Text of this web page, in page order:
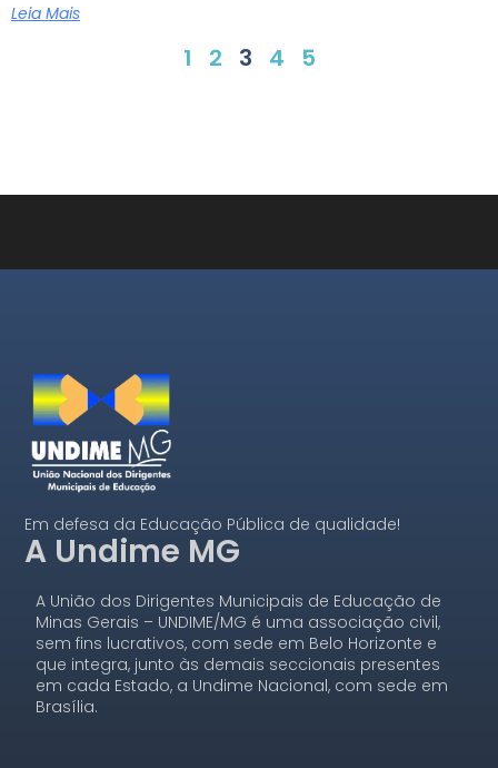
Leia Mais
1 2 3 4 5
Em defesa da Educação Pública de qualidade!
A Undime MG
A União dos Dirigentes Municipais de Educação de
Minas Gerais – UNDIME/MG é uma associação civil,
sem fins lucrativos, com sede em Belo Horizonte e
que integra, junto às demais seccionais presentes
em cada Estado, a Undime Nacional, com sede em
Brasília.